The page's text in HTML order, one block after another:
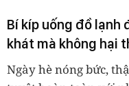
Bí kíp uống đồ lạnh
khát mà không hại
Ngày hè nóng bức,